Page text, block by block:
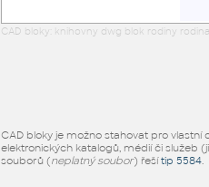
CAD bloky: knihovny dwg blok rodiny
CAD bloky je možno stahovat pro vlastní
elektronických katalogů, médií či služeb
souborů (neplatný soubor) řešítip 5584.